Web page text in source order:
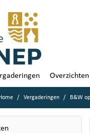
Overzichten
Home Vergaderingen B&W